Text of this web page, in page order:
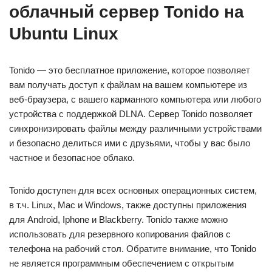
облачный сервер Tonido на
Ubuntu Linux
Tonido — это бесплатное приложение, которое позволяет
вам получать доступ к файлам на вашем компьютере из
веб-браузера, с вашего карманного компьютера или любого
устройства с поддержкой DLNA. Сервер Tonido позволяет
синхронизировать файлы между различными устройствами
и безопасно делиться ими с друзьями, чтобы у вас было
частное и безопасное облако.
Tonido доступен для всех основных операционных систем,
в т.ч. Linux, Mac и Windows, также доступны приложения
для Android, Iphone и Blackberry. Tonido также можно
использовать для резервного копирования файлов с
телефона на рабочий стол. Обратите внимание, что Tonido
не является программным обеспечением с открытым